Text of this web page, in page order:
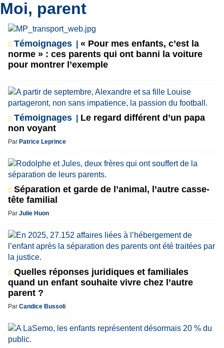
Moi, parent
Témoignages
« Pour mes enfants, c’est la
norme » : ces parents qui ont banni la voiture
pour montrer l’exemple
Témoignages
Le regard différent d’un papa
non voyant
Par Patrice Leprince
Séparation et garde de l’animal, l’autre casse-
tête familial
Par Julie Huon
Quelles réponses juridiques et familiales
quand un enfant souhaite vivre chez l’autre
parent ?
Par Candice Bussoli